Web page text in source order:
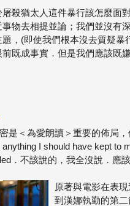
殺猶太人這件暴行該怎麼面
物去相提並論；我們並沒有
，(即使我們根本沒去質疑暴
既成事實．但是我們應該既
是＜為愛朗讀＞重要的佈局
I should have kept to
．不該說的，我全沒說．應
原著與電影在表
到漢娜執勤的第